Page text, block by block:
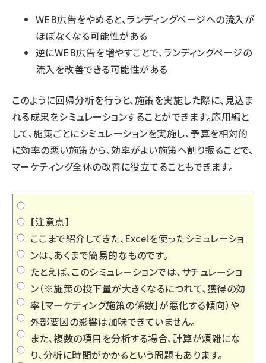
WEB広告をやめると、ランディングページへの流入が
ほぼなくなる可能性がある
逆にWEB広告を増やすことで、ランディングページの
流入を改善できる可能性がある
このように回帰分析を行うと、施策を実施した際に、見込ま
れる成果をシミュレーションすることができます。応用編と
して、施策ごとにシミュレーションを実施し、予算を相対的
に効率の悪い施策から、効率がよい施策へ割り振ることで、
マーケティング全体の改善に役立てることもできます。
【注意点】
ここまで紹介してきた、Excelを使ったシミュレーショ
ンは、あくまで簡易的なものです。
たとえば、このシミュレーションでは、サチュレーショ
ン（※施策の投下量が大きくなるにつれて、獲得の効
率［マーケティング施策の係数］が悪化する傾向）や
外部要因の影響は加味できていません。
また、複数の項目を分析する場合、計算が煩雑にな
り、分析に時間がかかるという問題もあります。